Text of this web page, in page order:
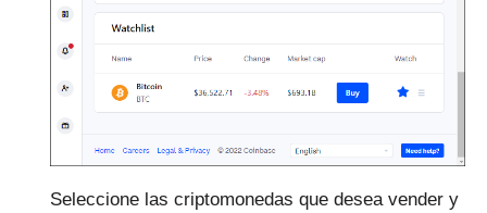
Seleccione las criptomonedas que desea vender y